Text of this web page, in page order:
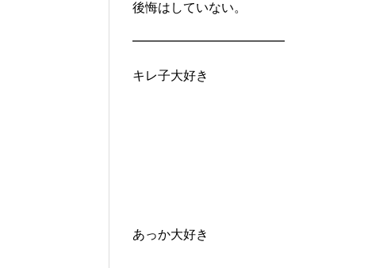
後悔はしていない。
━━━━━━━━━━━━
キレ子大好き
あっか大好き